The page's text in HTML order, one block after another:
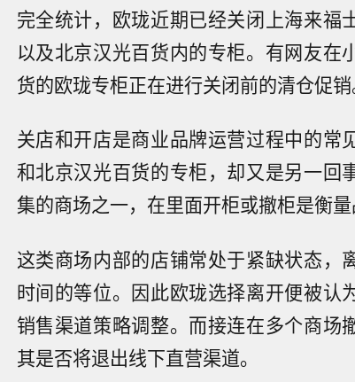
完全统计，欧珑近期已经关闭上海来福
以及北京汉光百货内的专柜。有网友在
货的欧珑专柜正在进行关闭前的清仓促销
关店和开店是商业品牌运营过程中的常
和北京汉光百货的专柜，却又是另一回
集的商场之一，在里面开柜或撤柜是衡量
这类商场内部的店铺常处于紧缺状态，
时间的等位。因此欧珑选择离开便被认
销售渠道策略调整。而接连在多个商场
其是否将退出线下直营渠道。